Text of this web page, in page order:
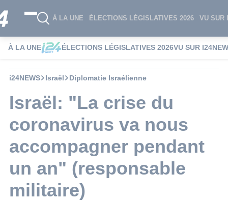
À LA UNE ÉLECTIONS LÉGISLATIVES 2026 VU SUR
À LA UNE ÉLECTIONS LÉGISLATIVES 2026VU SUR
i24NEWS Israël Diplomatie Israélienne
Israël: "La crise du
coronavirus va nous
accompagner pendant
un an" (responsable
militaire)